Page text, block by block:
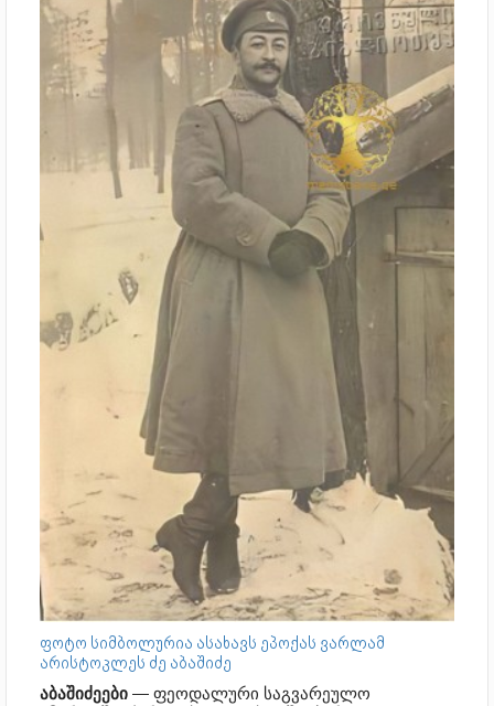
ფოტო სიმბოლურია ასახავს ეპოქას ვარლამ
არისტოკლეს ძე აბაშიძე
აბაშიძეები — ფეოდალური საგვარეულო